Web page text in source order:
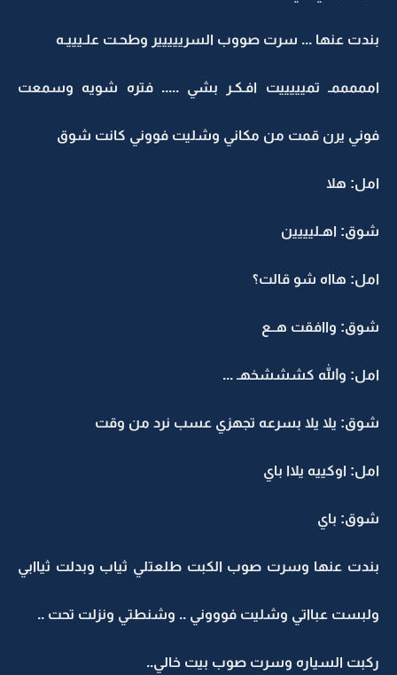
بندت عنها ... سرت صووب السرييييير وطحـت علـيييـه
امممممـ تميييييت افـكـر بشي ..... فتره شويه وسمعت
فوني يرن قمت من مكاني وشليت فووني كانت شوق
امل: هلا
شوق: اهـليييين
امل: هااه شو قالت؟
شوق: واافقت هــع
امل: والله كشششخهـ ...
شوق: يلا يلا بسرعه تجهزي عسب نرد من وقت
امل: اوكييه يلاا باي
شوق: باي
بندت عنها وسرت صوب الكبت طلعتلي ثياب وبدلت ثياابي
ولبست عبااتي وشليت فوووني .. وشنطتي ونزلت تحت ..
ركبت السياره وسرت صوب بيت خالي..